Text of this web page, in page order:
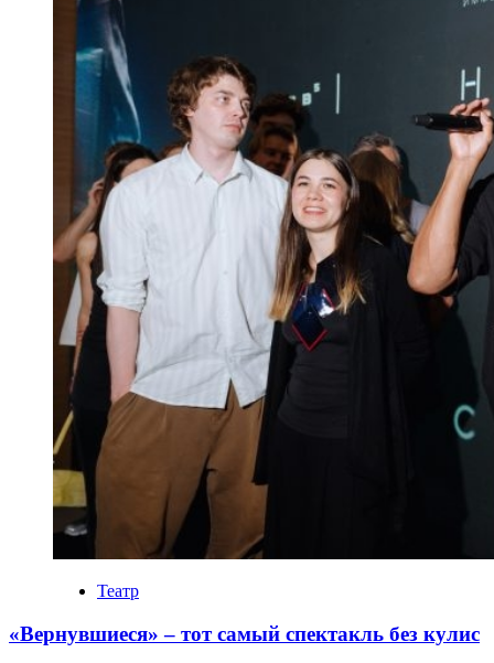
Театр
«Вернувшиеся» – тот самый спектакль без кулис